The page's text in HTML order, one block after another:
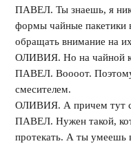
ПАВЕЛ. Ты знаешь, я
формы чайные пакетики
обращать внимание на
ОЛИВИЯ. Но на чайной
ПАВЕЛ. Воооот. Поэтому
смесителем.
ОЛИВИЯ. А причем тут
ПАВЕЛ. Нужен такой,
протекать. А ты умеешь